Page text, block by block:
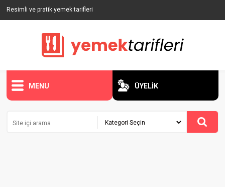
Resimli ve pratik yemek tarifleri
MENU ÜYELİK